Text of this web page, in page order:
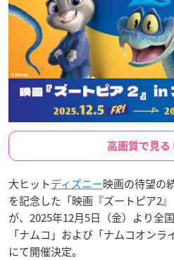
高画質で見る
大ヒットディズニー映画の待望の
を記念した「映画『ズートピア2』
が、2025年12月5日（金）より全
「ナムコ」および「ナムコオンラ
にて開催決定。